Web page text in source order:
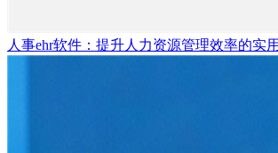
人事ehr软件：提升人力资源管理效率的实